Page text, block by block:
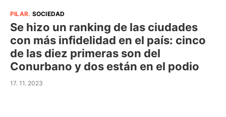
PILAR. SOCIEDAD
Se hizo un ranking de las ciudades
con más infidelidad en el país: cinco
de las diez primeras son del
Conurbano y dos están en el podio
17. 11. 2023